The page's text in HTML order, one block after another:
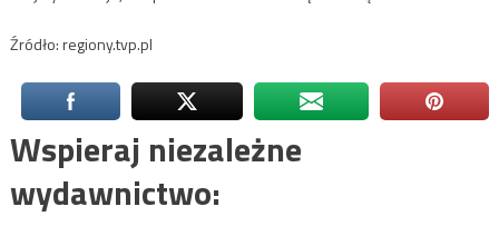
Źródło: regiony.tvp.pl
Wspieraj niezależne
wydawnictwo: